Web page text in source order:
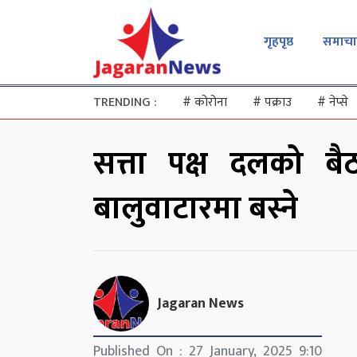
गृहपृष्ठ
TRENDING : #कोरोना #पक्राउ #नेप्से
सत्ता पक्ष दलको
बालुवाटारमा बस्ने
Jagaran News
Published On : 27 January, 2025 9:10